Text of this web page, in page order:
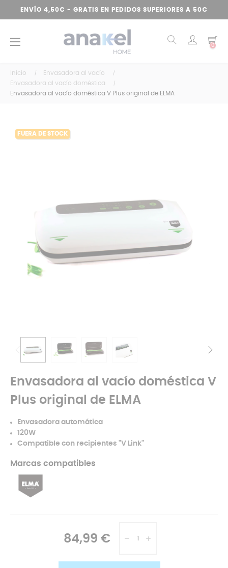
ENVÍO 4,50€ - GRATIS EN PEDIDOS SUPERIORES A 50€
Navegación
☰ 0
Inicio
Envasadora al vacío
Envasadora al vacío doméstica
Envasadora al vacío doméstica V Plus original de ELMA
FUERA DE STOCK
Envasadora al vacío doméstica V
Plus original de ELMA
Envasadora automática
120W
Compatible con recipientes "V Link"
Marcas compatibles
84,99 €